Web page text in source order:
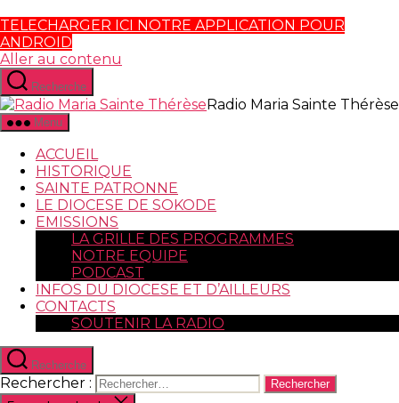
TELECHARGER ICI NOTRE APPLICATION POUR
ANDROID
Aller au contenu
Recherche
Radio Maria Sainte Thérèse
Menu
ACCUEIL
HISTORIQUE
SAINTE PATRONNE
LE DIOCESE DE SOKODE
EMISSIONS
LA GRILLE DES PROGRAMMES
NOTRE EQUIPE
PODCAST
INFOS DU DIOCESE ET D’AILLEURS
CONTACTS
SOUTENIR LA RADIO
Recherche
Rechercher :